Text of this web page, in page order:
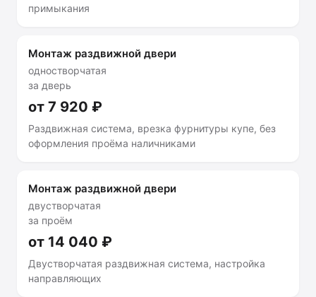
примыкания
Монтаж раздвижной двери
одностворчатая
за дверь
от 7 920 ₽
Раздвижная система, врезка фурнитуры купе, без
оформления проёма наличниками
Монтаж раздвижной двери
двустворчатая
за проём
от 14 040 ₽
Двустворчатая раздвижная система, настройка
направляющих